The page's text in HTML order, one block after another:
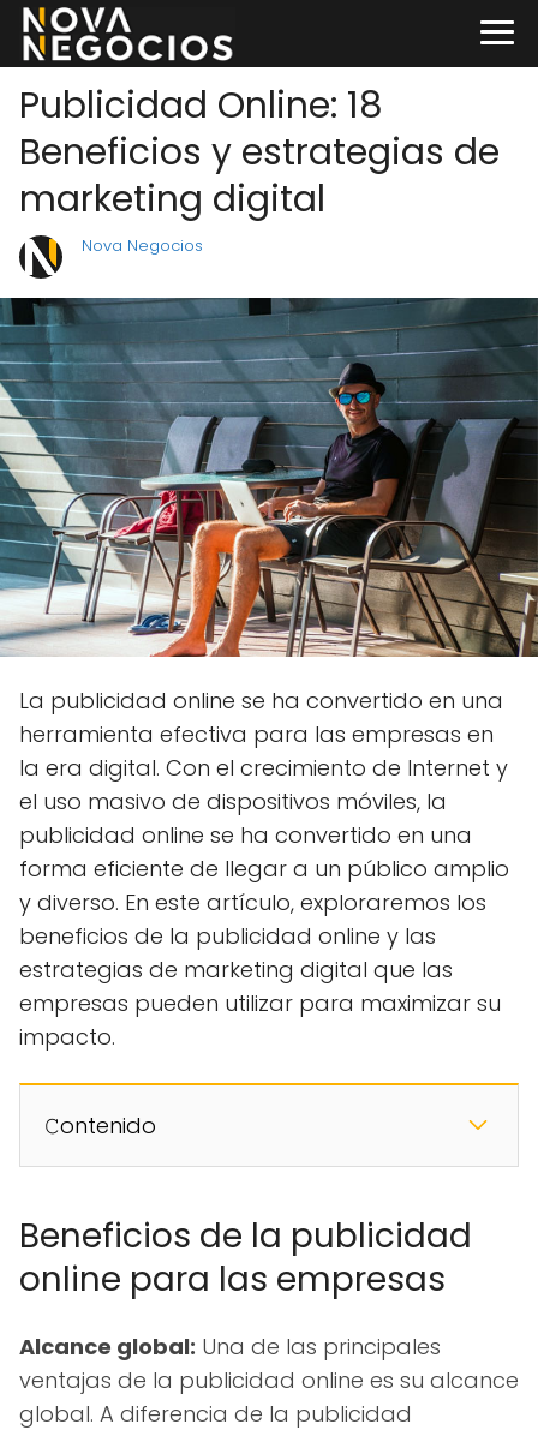
Publicidad Online: 18
Beneficios y estrategias de
marketing digital
Nova Negocios
La publicidad online se ha convertido en una
herramienta efectiva para las empresas en
la era digital. Con el crecimiento de Internet y
el uso masivo de dispositivos móviles, la
publicidad online se ha convertido en una
forma eficiente de llegar a un público amplio
y diverso. En este artículo, exploraremos los
beneficios de la publicidad online y las
estrategias de marketing digital que las
empresas pueden utilizar para maximizar su
impacto.
𝙲ontenido
Beneficios de la publicidad
online para las empresas
Alcance global: Una de las principales
ventajas de la publicidad online es su alcance
global. A diferencia de la publicidad